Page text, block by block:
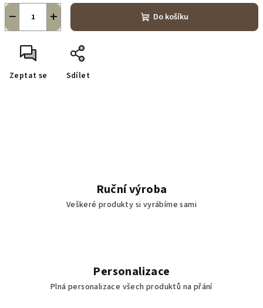
+
− Do košíku
Zeptat se Sdílet
Ruční výroba
Veškeré produkty si vyrábíme sami
Personalizace
Plná personalizace všech produktů na přání